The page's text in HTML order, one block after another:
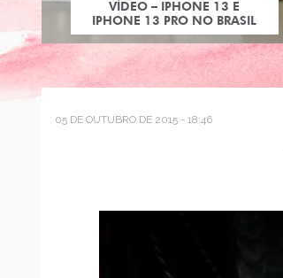
VÍDEO – IPHONE 13 E
IPHONE 13 PRO NO BRASIL
05 DE OUTUBRO DE 2015 - 18:46